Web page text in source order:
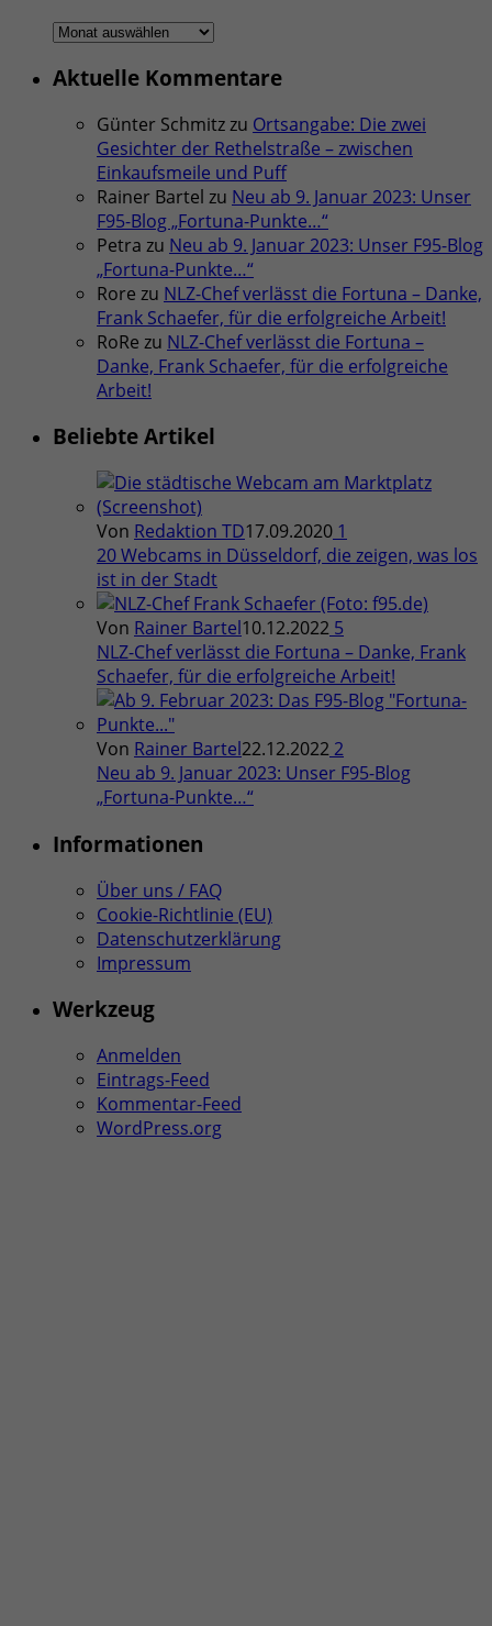
Ältere
Aktuelle Kommentare
Günter Schmitzzu Ortsangabe: Die zwei
Gesichter der Rethelstraße – zwischen
Einkaufsmeile und Puff
Rainer Bartel zu Neu ab 9. Januar 2023: Unser
F95-Blog „Fortuna-Punkte…“
Petra zu Neu ab 9. Januar 2023: Unser F95-Blog
„Fortuna-Punkte…“
Rore zu NLZ-Chef verlässt die Fortuna – Danke,
Frank Schaefer, für die erfolgreiche Arbeit!
RoRe zu NLZ-Chef verlässt die Fortuna –
Danke, Frank Schaefer, für die erfolgreiche
Arbeit!
Beliebte Artikel
Von Redaktion TD17.09.2020 1
20 Webcams in Düsseldorf, die zeigen, was los
ist in der Stadt
Von Rainer Bartel10.12.2022 5
NLZ-Chef verlässt die Fortuna – Danke, Frank
Schaefer, für die erfolgreiche Arbeit!
Von Rainer Bartel22.12.2022 2
Neu ab 9. Januar 2023: Unser F95-Blog
„Fortuna-Punkte…“
Informationen
Über uns / FAQ
Cookie-Richtlinie (EU)
Datenschutzerklärung
Impressum
Werkzeug
Anmelden
Eintrags-Feed
Kommentar-Feed
WordPress.org